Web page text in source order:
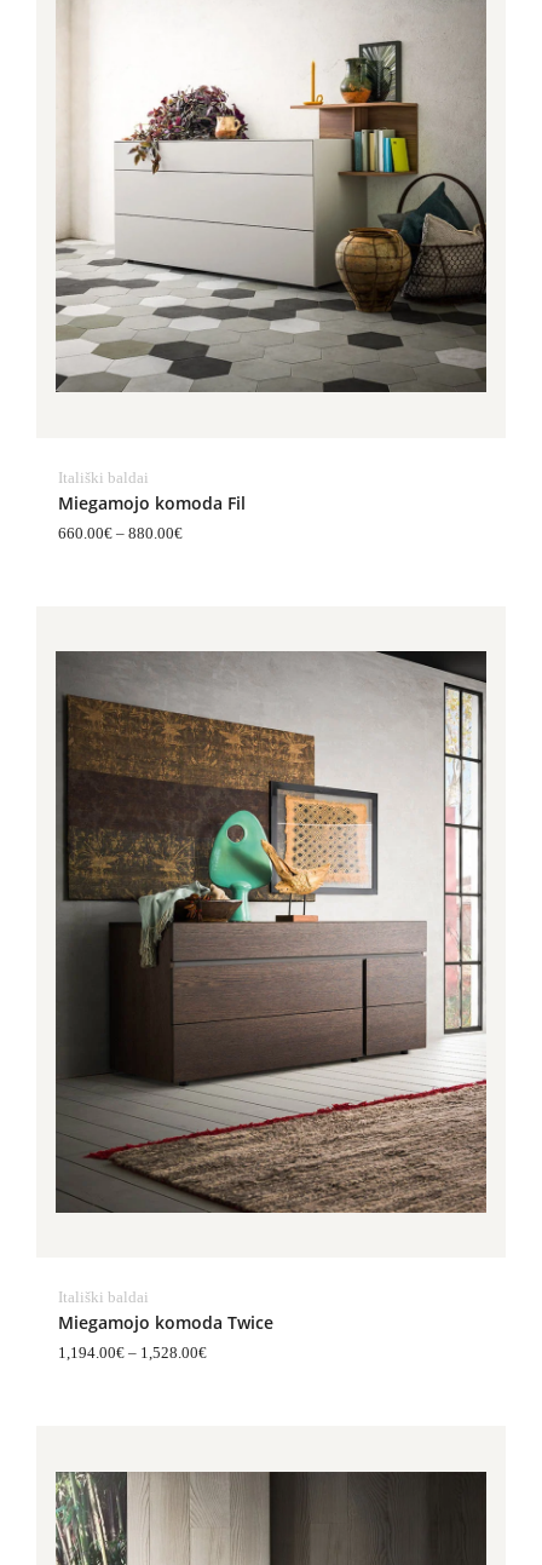
Itališki baldai
Miegamojo komoda Fil
660.00€ – 880.00€
Itališki baldai
Miegamojo komoda Twice
1,194.00€ – 1,528.00€
1,194.00€
through
1,528.00€